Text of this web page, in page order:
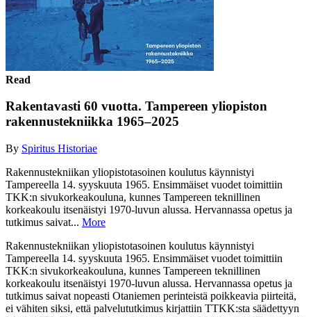
Read
Rakentavasti 60 vuotta. Tampereen yliopiston
rakennustekniikka 1965–2025
By Spiritus Historiae
Rakennustekniikan yliopistotasoinen koulutus käynnistyi
Tampereella 14. syyskuuta 1965. Ensimmäiset vuodet toimittiin
TKK:n sivukorkeakouluna, kunnes Tampereen teknillinen
korkeakoulu itsenäistyi 1970-luvun alussa. Hervannassa opetus ja
tutkimus saivat... More
Rakennustekniikan yliopistotasoinen koulutus käynnistyi
Tampereella 14. syyskuuta 1965. Ensimmäiset vuodet toimittiin
TKK:n sivukorkeakouluna, kunnes Tampereen teknillinen
korkeakoulu itsenäistyi 1970-luvun alussa. Hervannassa opetus ja
tutkimus saivat nopeasti Otaniemen perinteistä poikkeavia piirteitä,
ei vähiten siksi, että palvelututkimus kirjattiin TTKK:sta säädettyyn